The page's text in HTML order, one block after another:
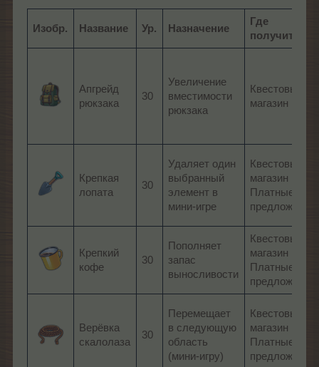
Изобр. Название Ур. Назначение
Где
получить
Апгрейд
рюкзака
30
Увеличение
вместимости
рюкзака
Квестовый
магазин
Крепкая
лопата
30
Удаляет один
выбранный
элемент в
мини-игре
Квестовый
магазин
Платные
предложения
Крепкий
кофе
30
Пополняет
запас
выносливости
Квестовый
магазин
Платные
предложения
Верёвка
скалолаза
30
Перемещает
в следующую
область
(мини-игру)
Квестовый
магазин
Платные
предложения